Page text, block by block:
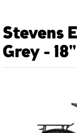
Stevens
Grey - 18"